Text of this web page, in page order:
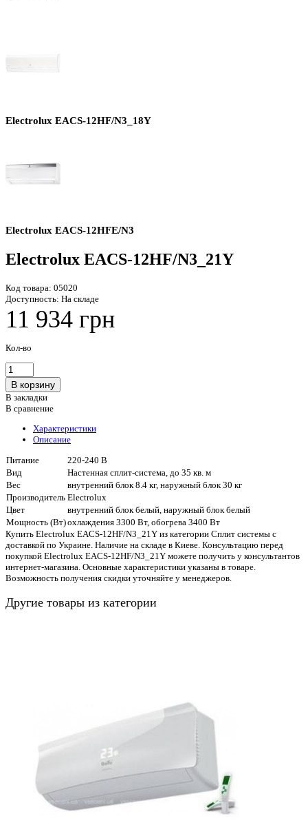
Electrolux EACS-12HF/N3_18Y
Electrolux EACS-12HFE/N3
Electrolux EACS-12HF/N3_21Y
Код товара: 05020
Доступность: На складе
11 934 грн
Кол-во
В закладки
В сравнение
Характеристики
Описание
Питание
220-240 В
Вид
Настенная сплит-система, до 35 кв. м
Вес
внутренний блок 8.4 кг, наружный блок 30 кг
Производитель Electrolux
Цвет
внутренний блок белый, наружный блок белый
Мощность (Вт)охлаждения 3300 Вт, обогрева 3400 Вт
Купить Electrolux EACS-12HF/N3_21Y из категории Сплит системы с
доставкой по Украине. Наличие на складе в Киеве. Консультацию перед
покупкой Electrolux EACS-12HF/N3_21Y можете получить у консультантов
интернет-магазина. Основные характеристики указаны в товаре.
Возможность получения скидки уточняйте у менеджеров.
Другие товары из категории